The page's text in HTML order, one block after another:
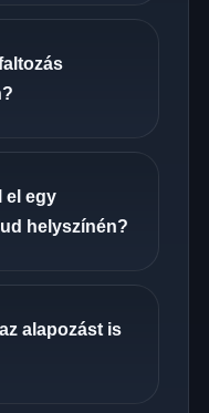
el egy
helyszínén?
alapozást is